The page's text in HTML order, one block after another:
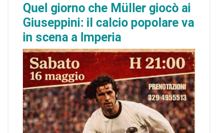
Quel giorno che Müller giocò ai
Giuseppini: il calcio popolare va
in scena a Imperia